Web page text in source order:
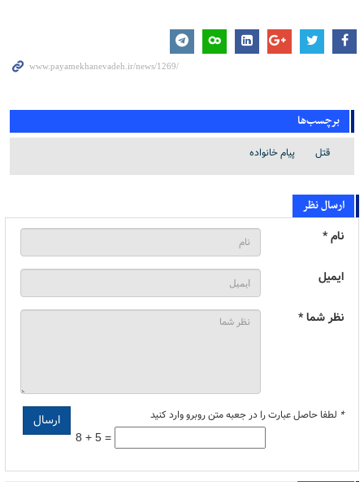
برچسب‌ها
قتل پیام خانواده
ارسال نظر
نام *
ایمیل
نظر شما *
* لطفا حاصل عبارت را در جعبه متن روبرو وارد کنید
8 + 5 =